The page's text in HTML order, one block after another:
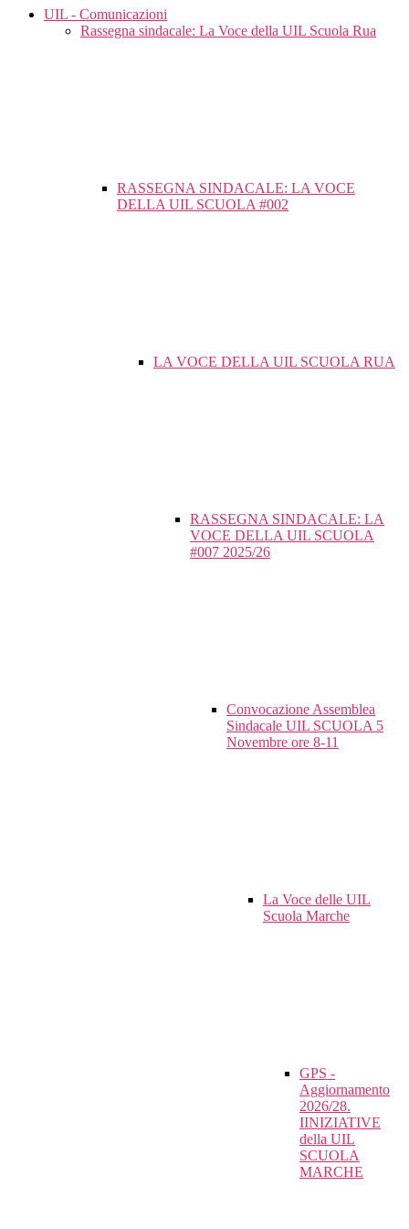
UIL - Comunicazioni
Rassegna sindacale: La Voce della UIL Scuola Rua
RASSEGNA SINDACALE: LA VOCE
DELLA UIL SCUOLA #002
LA VOCE DELLA UIL SCUOLA RUA
RASSEGNA SINDACALE: LA
VOCE DELLA UIL SCUOLA
#007 2025/26
Convocazione Assemblea
Sindacale UIL SCUOLA 5
Novembre ore 8-11
La Voce delle UIL
Scuola Marche
GPS -
Aggiornamento
2026/28.
IINIZIATIVE
della UIL
SCUOLA
MARCHE